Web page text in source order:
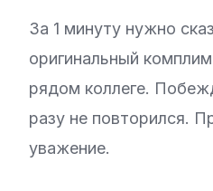
За 1 минуту нужно
оригинальный
рядом коллеге.
разу не повторился.
уважение.